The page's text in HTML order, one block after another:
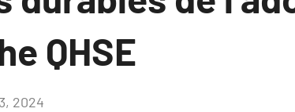
QHSE
2024